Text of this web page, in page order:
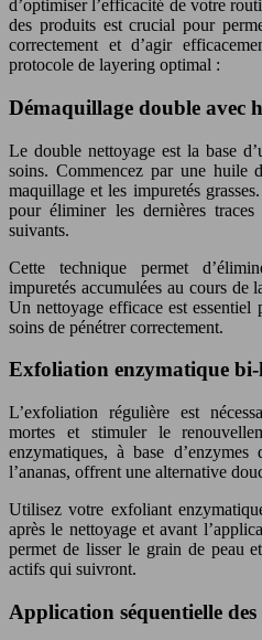
d’optimiser l’efficacité de votre
des produits est crucial pour
correctement et d’agir
protocole de layering optimal :
Démaquillage double avec
Le double nettoyage est la base
soins. Commencez par une huile
maquillage et les impuretés
pour éliminer les dernières
suivants.
Cette technique permet
impuretés accumulées au cours de
Un nettoyage efficace est
soins de pénétrer correctement.
Exfoliation enzymatique
L’exfoliation régulière est
mortes et stimuler le
enzymatiques, à base
l’ananas, offrent une alternative
Utilisez votre exfoliant
après le nettoyage et avant
permet de lisser le grain de peau
actifs qui suivront.
Application séquentielle des